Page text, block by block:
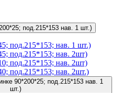
под.215*153 нав. 1 шт.)
под.215*153; нав. 1 шт.)
под.215*153; нав. 2шт)
под.215*153; нав. 2шт)
под.215*153; нав. 2шт.)
90*200*25; под.215*153 нав. 1
шт.)